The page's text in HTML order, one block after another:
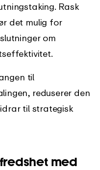
Rask
det mulig for
om
til
reduserer den
til strategisk
med